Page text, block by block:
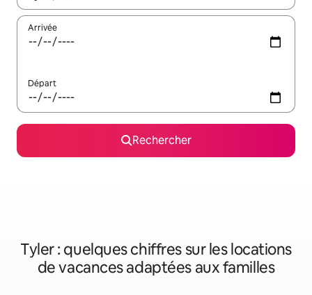
Arrivée
Départ
Rechercher
Tyler : quelques chiffres sur les locations
de vacances adaptées aux familles